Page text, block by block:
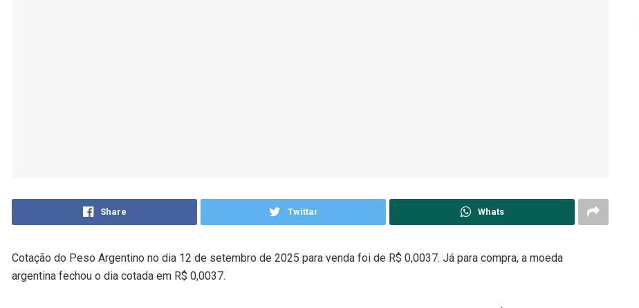
Share Twittar Whats
Cotação do Peso Argentino no dia 12 de setembro de 2025 para venda foi de R$ 0,0037. Já para compra, a moeda
argentina fechou o dia cotada em R$ 0,0037.